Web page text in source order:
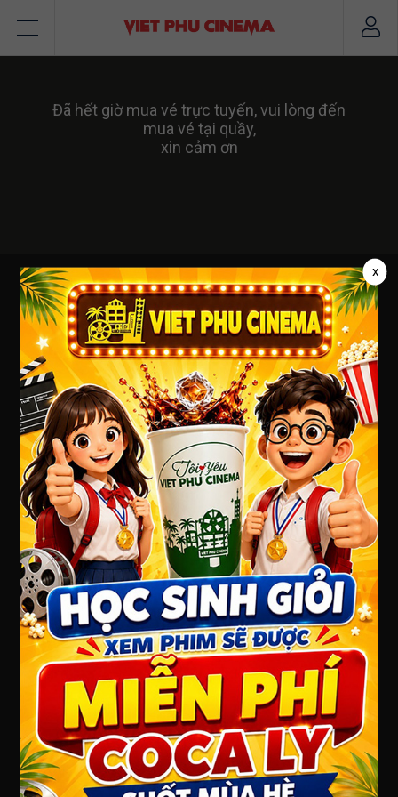
Đã hết giờ mua vé trực tuyến, vui lòng đến
mua vé tại quầy,
xin cảm ơn
x
VIỆT PHÚ CINEMA
CÔNG TY TNHH DỊCH VỤ NGUỒN MỚI
Số ĐKKD : 3502124082 - cấp ngày : 19/04/2012 tại Sở
KHĐT Tỉnh BRVT
Địa chỉ : 7 Lê Hồng Phong, Phường 7, Thành phố Vũng
Tàu, Bà Rịa - Vũng Tàu
Điện thoại: 0254 3573 655
Website: www.vietphucinema.com
GIỚI THIỆU
Việt Phú Cinema Vũng Tàu
QUY ĐỊNH CHÍNH SÁCH
Chính sách bảo mật thông tin
Chính sách giá và thanh toán
Chính sách giao nhận
Chính sách đổi trả/ hoàn tiền
PHÂN LOẠI PHỔ BIẾN PHIM
FANPAGE